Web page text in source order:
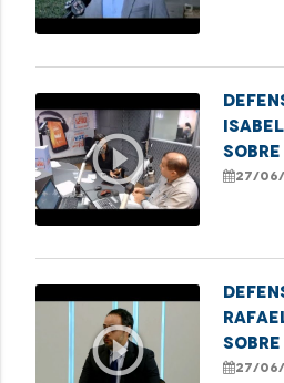
play_circle_outline 27/06/
play_circle_outline
sobre
27/06/